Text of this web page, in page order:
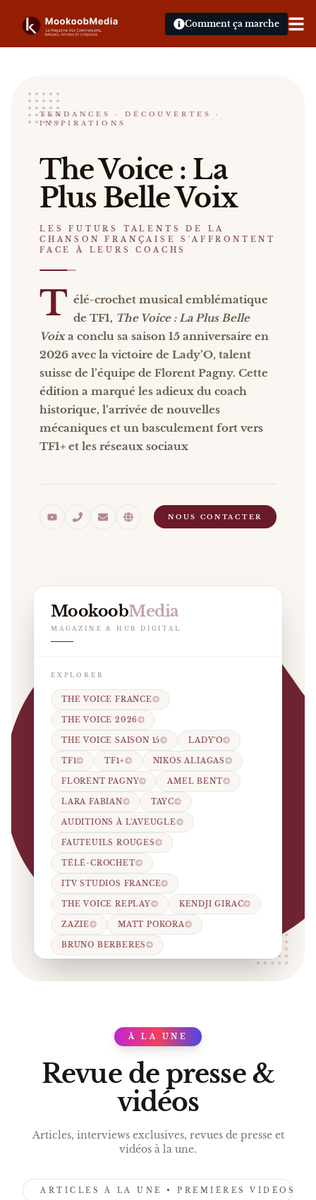
Comment ça marche
The Voice : La plus belle Voix
LES FUTURS TALENTS DE LA CHANSON
The Voice : La Plus Belle Voix Télé-crochet
Catalogue :événements, presse, vidéos.
TENDANCES · DÉCOUVERTES ·
INSPIRATIONS
The Voice : La
Plus Belle Voix
LES FUTURS TALENTS DE LA
CHANSON FRANÇAISE S'AFFRONTENT
FACE À LEURS COACHS
T élé-crochet musical emblématique
de TF1, The Voice : La Plus Belle
Voixa conclu sa saison 15 anniversaire en
2026 avec la victoire de Lady’O, talent
suisse de l’équipe de Florent Pagny. Cette
édition a marqué les adieux du coach
historique, l’arrivée de nouvelles
mécaniques et un basculement fort vers
TF1+ et les réseaux sociaux
NOUS CONTACTER
MookoobMedia
MAGAZINE & HUB DIGITAL
EXPLORER
THE VOICE FRANCE
THE VOICE 2026
THE VOICE SAISON 15 LADY’O
TF1 TF1+ NIKOS ALIAGAS
FLORENT PAGNY AMEL BENT
LARA FABIAN TAYC
AUDITIONS À L’AVEUGLE
FAUTEUILS ROUGES
TÉLÉ-CROCHET
ITV STUDIOS FRANCE
THE VOICE REPLAY KENDJI GIRAC
ZAZIE MATT POKORA
BRUNO BERBERES
PRESS
À LA UNE
Revue de presse &
vidéos
Articles, interviews exclusives, revues de presse et
vidéos à la une.
ARTICLES À LA UNE • PREMIÈRES VIDÉOS •